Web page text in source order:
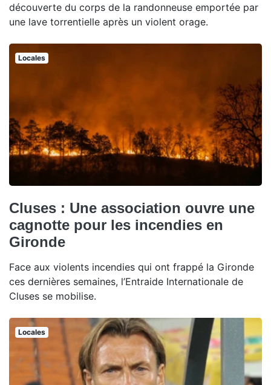
découverte du corps de la randonneuse emportée par
une lave torrentielle après un violent orage.
Locales
Cluses : Une association ouvre une
cagnotte pour les incendies en
Gironde
Face aux violents incendies qui ont frappé la Gironde
ces dernières semaines, l’Entraide Internationale de
Cluses se mobilise.
Locales